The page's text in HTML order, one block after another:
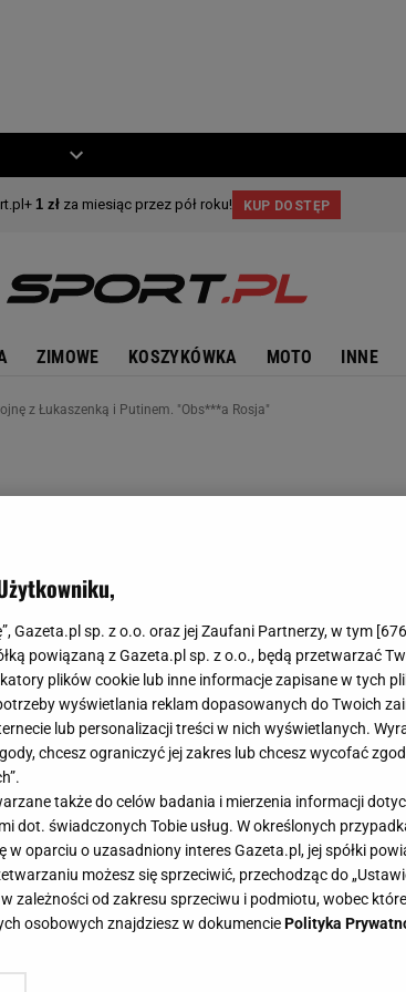
ZIMOWE KOSZYKÓWKA MOTO INNE
z Łukaszenką i Putinem. "Obs***a Rosja"
Gazeta.pl sp. z o.o. oraz jej Zaufani Partnerzy, w tym [676
powiązaną z Gazeta.pl sp. z o.o., będą przetwarzać
plików cookie lub inne informacje zapisane w tych
wyświetlania reklam dopasowanych do Twoich
lub personalizacji treści w nich wyświetlanych.
chcesz ograniczyć jej zakres lub chcesz wycofać
także do celów badania i mierzenia informacji
dot. świadczonych Tobie usług. W określonych
oparciu o uzasadniony interes Gazeta.pl, jej spółki
możesz się sprzeciwić, przechodząc do
zależności od zakresu sprzeciwu i podmiotu, wobec
osobowych znajdziesz w dokumenciePolityka